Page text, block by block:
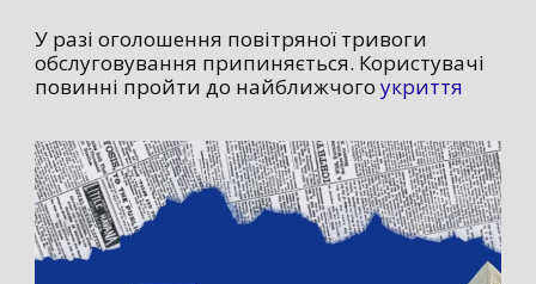
У разі оголошення повітряної тривоги
обслуговування припиняється. Користувачі
повинні пройти до найближчого укриття